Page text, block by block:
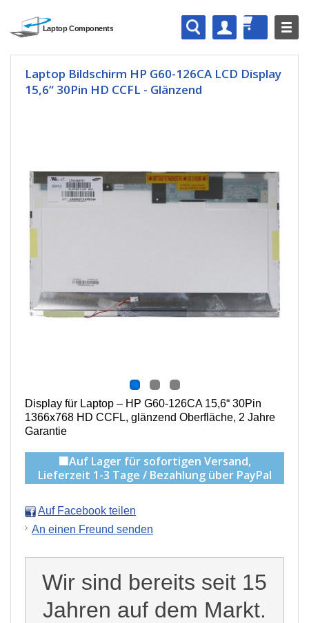
Laptop Bildschirm HP G60-126CA LCD Display
15,6“ 30Pin HD CCFL - Glänzend
Display für Laptop – HP G60-126CA 15,6“ 30Pin
1366x768 HD CCFL, g länzend Oberfläche, 2 Jahre
Garantie
🟩Auf Lager für sofortigen Versand,
Lieferzeit 1-3 Tage / Bezahlung über PayPal
Auf Facebook teilen
An einen Freund senden
Wir sind bereits seit 15
Jahren auf dem Markt.